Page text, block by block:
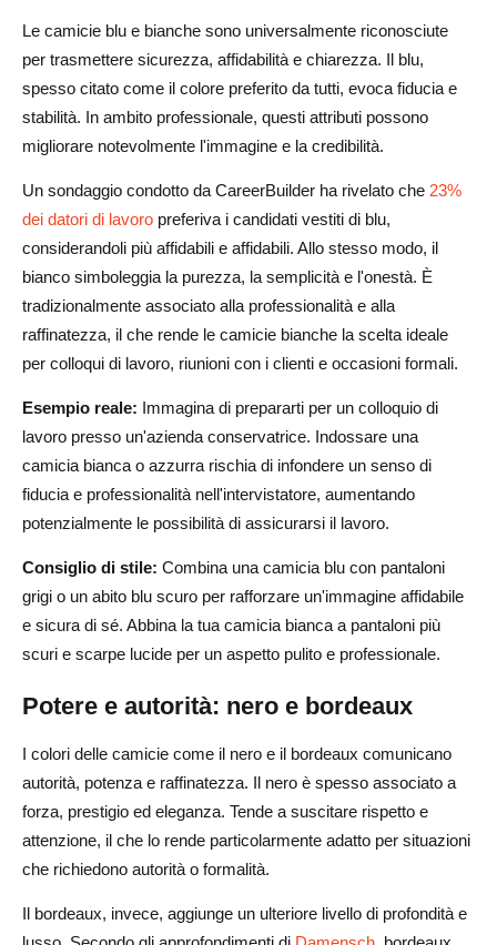
Le camicie blu e bianche sono universalmente riconosciute
per trasmettere sicurezza, affidabilità e chiarezza. Il blu,
spesso citato come il colore preferito da tutti, evoca fiducia e
stabilità. In ambito professionale, questi attributi possono
migliorare notevolmente l'immagine e la credibilità.
Un sondaggio condotto da CareerBuilder ha rivelato che 23%
dei datori di lavoro preferiva i candidati vestiti di blu,
considerandoli più affidabili e affidabili. Allo stesso modo, il
bianco simboleggia la purezza, la semplicità e l'onestà. È
tradizionalmente associato alla professionalità e alla
raffinatezza, il che rende le camicie bianche la scelta ideale
per colloqui di lavoro, riunioni con i clienti e occasioni formali.
Esempio reale: Immagina di prepararti per un colloquio di
lavoro presso un'azienda conservatrice. Indossare una
camicia bianca o azzurra rischia di infondere un senso di
fiducia e professionalità nell'intervistatore, aumentando
potenzialmente le possibilità di assicurarsi il lavoro.
Consiglio di stile: Combina una camicia blu con pantaloni
grigi o un abito blu scuro per rafforzare un'immagine affidabile
e sicura di sé. Abbina la tua camicia bianca a pantaloni più
scuri e scarpe lucide per un aspetto pulito e professionale.
Potere e autorità: nero e bordeaux
I colori delle camicie come il nero e il bordeaux comunicano
autorità, potenza e raffinatezza. Il nero è spesso associato a
forza, prestigio ed eleganza. Tende a suscitare rispetto e
attenzione, il che lo rende particolarmente adatto per situazioni
che richiedono autorità o formalità.
Il bordeaux, invece, aggiunge un ulteriore livello di profondità e